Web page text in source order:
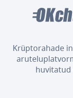
Krüptorahade
huvitatud